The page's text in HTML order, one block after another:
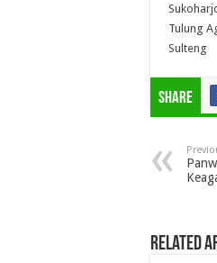
Tulung
Sulteng
Share
Related